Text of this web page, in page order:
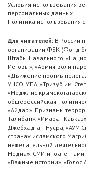
Условия использования
персональных данных
Политика использования
Для читателей: В России
организации ФБК (Фонд
Штабы Навального,
Иеговы», «Армия воли
«Движение против
УНСО, УПА, «Тризуб им.
«Меджлис
общероссийская
«Айдар». Признаны
Талибан», «Имарат
Джебхад-ан-Нусра, «АУМ
странах исламского
нежелательной
Медиа». СМИ-
«Важные истории»,